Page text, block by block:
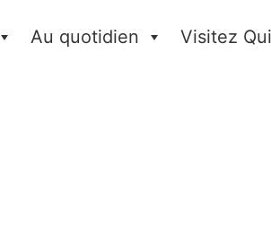
Au quotidien Visitez